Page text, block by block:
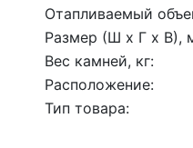
Отапливаемый
Размер (Ш x Г x В),
Вес камней, кг:
Расположение:
Тип товара: